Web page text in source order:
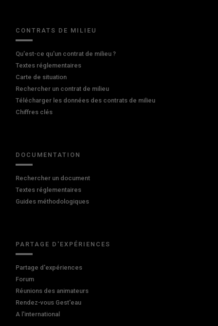
CONTRATS DE MILIEU
Qu'est-ce qu'un contrat de milieu ?
Textes réglementaires
Carte de situation
Rechercher un contrat de milieu
Télécharger les données des contrats de milieu
Chiffres clés
DOCUMENTATION
Rechercher un document
Textes réglementaires
Guides méthodologiques
PARTAGE D'EXPÉRIENCES
Partage d'expériences
Forum
Réunions des animateurs
Rendez-vous Gest'eau
A l'international